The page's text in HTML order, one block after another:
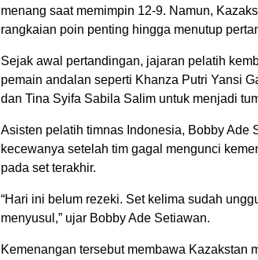
menang saat memimpin 12-9. Namun,
rangkaian poin penting hingga menutup
Sejak awal pertandingan, jajaran pelatih
pemain andalan seperti Khanza Putri Yansi
dan Tina Syifa Sabila Salim untuk menjadi
Asisten pelatih timnas Indonesia, Bobby Ade
kecewanya setelah tim gagal mengunci
pada set terakhir.
“Hari ini belum rezeki. Set kelima sudah
menyusul,” ujar Bobby Ade Setiawan.
Kemenangan tersebut membawa Kazakstan